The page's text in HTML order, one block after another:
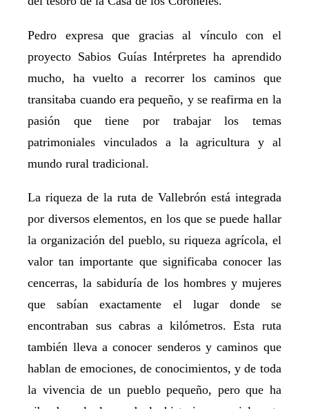
Pedro expresa que gracias al vínculo con el
proyecto Sabios Guías Intérpretes ha aprendido
mucho, ha vuelto a recorrer los caminos que
transitaba cuando era pequeño, y se reafirma en la
pasión que tiene por trabajar los temas
patrimoniales vinculados a la agricultura y al
mundo rural tradicional.
La riqueza de la ruta de Vallebrón está integrada
por diversos elementos, en los que se puede hallar
la organización del pueblo, su riqueza agrícola, el
valor tan importante que significaba conocer las
cencerras, la sabiduría de los hombres y mujeres
que sabían exactamente el lugar donde se
encontraban sus cabras a kilómetros. Esta ruta
también lleva a conocer senderos y caminos que
hablan de emociones, de conocimientos, y de toda
la vivencia de un pueblo pequeño, pero que ha